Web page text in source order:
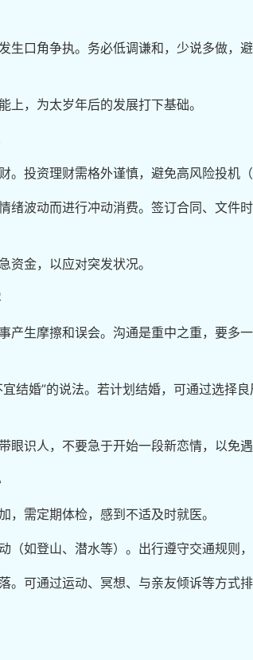
生口角争执。务必低调谦和，少说多做，
，为太岁年后的发展打下基础。
。投资理财需格外谨慎，避免高风险投机（
绪波动而进行冲动消费。签订合同、文件
资金，以应对突发状况。
产生摩擦和误会。沟通是重中之重，要多
结婚”的说法。若计划结婚，可通过选择
眼识人，不要急于开始一段新恋情，以免遇
，需定期体检，感到不适及时就医。
（如登山、潜水等）。出行遵守交通规则，
。可通过运动、冥想、与亲友倾诉等方式排